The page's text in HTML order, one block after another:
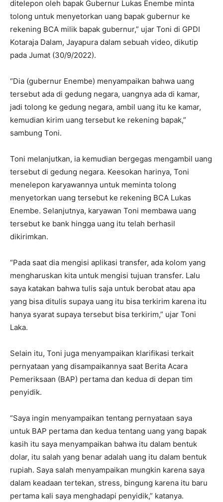
ditelepon oleh bapak Gubernur Lukas Enembe minta
tolong untuk menyetorkan uang bapak gubernur ke
rekening BCA milik bapak gubernur,” ujar Toni di GPDI
Kotaraja Dalam, Jayapura dalam sebuah video, dikutip
pada Jumat (30/9/2022).
“Dia (gubernur Enembe) menyampaikan bahwa uang
tersebut ada di gedung negara, uangnya ada di kamar,
jadi tolong ke gedung negara, ambil uang itu ke kamar,
kemudian kirim uang tersebut ke rekening bapak,”
sambung Toni.
Toni melanjutkan, ia kemudian bergegas mengambil uang
tersebut di gedung negara. Keesokan harinya, Toni
menelepon karyawannya untuk meminta tolong
menyetorkan uang tersebut ke rekening BCA Lukas
Enembe. Selanjutnya, karyawan Toni membawa uang
tersebut ke bank hingga uang itu telah berhasil
dikirimkan.
“Pada saat dia mengisi aplikasi transfer, ada kolom yang
mengharuskan kita untuk mengisi tujuan transfer. Lalu
saya katakan bahwa tulis saja untuk berobat atau apa
yang bisa ditulis supaya uang itu bisa terkirim karena itu
hanya syarat supaya tersebut bisa terkirim,” ujar Toni
Laka.
Selain itu, Toni juga menyampaikan klarifikasi terkait
pernyataan yang disampaikannya saat Berita Acara
Pemeriksaan (BAP) pertama dan kedua di depan tim
penyidik.
“Saya ingin menyampaikan tentang pernyataan saya
untuk BAP pertama dan kedua tentang uang yang bapak
kasih itu saya menyampaikan bahwa itu dalam bentuk
dolar, itu salah yang benar adalah uang itu dalam bentuk
rupiah. Saya salah menyampaikan mungkin karena saya
dalam keadaan tertekan, stress, bingung karena itu baru
pertama kali saya menghadapi penyidik,” katanya.